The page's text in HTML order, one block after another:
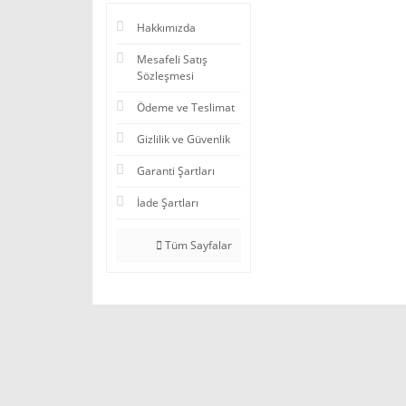
Hakkımızda
Mesafeli Satış
Sözleşmesi
Ödeme ve Teslimat
Gizlilik ve Güvenlik
Garanti Şartları
İade Şartları
Tüm Sayfalar